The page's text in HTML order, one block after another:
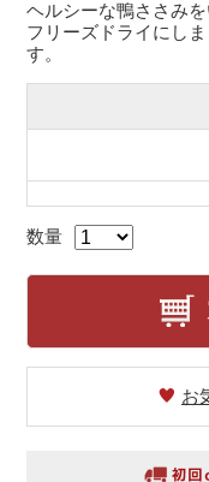
ヘルシーな鴨ささみ
フリーズドライにし
す。
数量
お